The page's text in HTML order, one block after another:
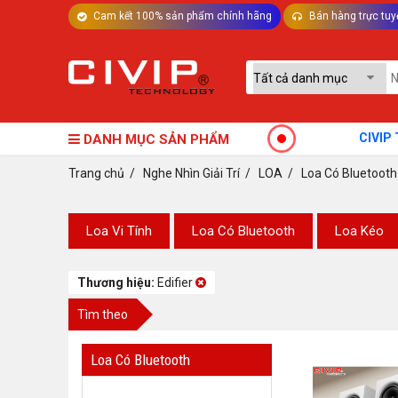
Cam kết 100% sản phẩm chính hãng Bán hàng trực
DANH MỤC SẢN PHẨM CIVIP
Trang chủ / Nghe Nhìn Giải Trí/ LOA / Loa Có Bluetooth
Loa Vi Tính Loa Có Bluetooth Loa Kéo
Thương hiệu: Edifier
Tìm theo
Loa Có Bluetooth